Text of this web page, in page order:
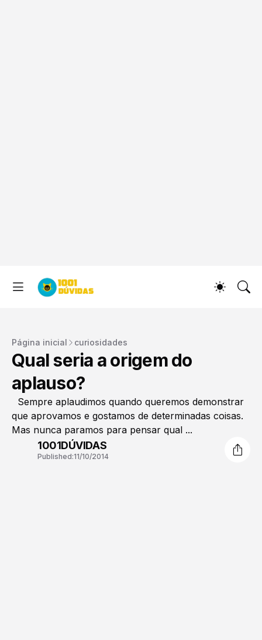
Página inicial curiosidades
Qual seria a origem do
aplauso?
Sempre aplaudimos quando queremos demonstrar
que aprovamos e gostamos de determinadas coisas.
Mas nunca paramos para pensar qual ...
1001DÚVIDAS
Published:11/10/2014